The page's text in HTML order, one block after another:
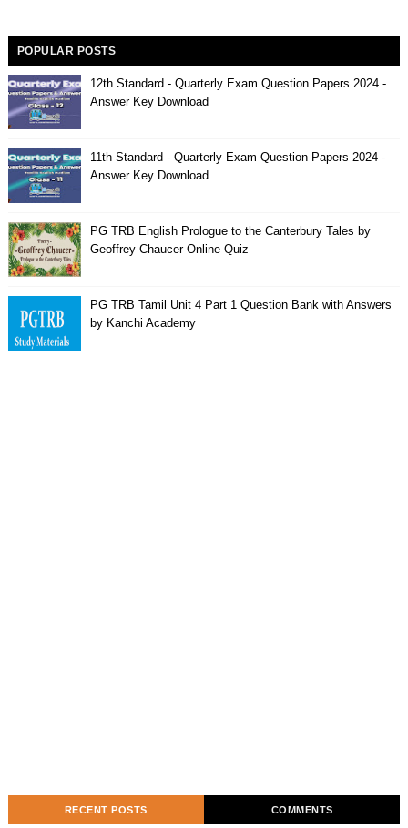
POPULAR POSTS
12th Standard - Quarterly Exam Question Papers 2024 -
Answer Key Download
11th Standard - Quarterly Exam Question Papers 2024 -
Answer Key Download
PG TRB English Prologue to the Canterbury Tales by
Geoffrey Chaucer Online Quiz
PG TRB Tamil Unit 4 Part 1 Question Bank with Answers
by Kanchi Academy
RECENT POSTS COMMENTS